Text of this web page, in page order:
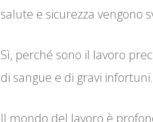
salute e sicurezza vengono
Sì, perché sono il lavoro
di sangue e di gravi infortuni.
Il mondo del lavoro è